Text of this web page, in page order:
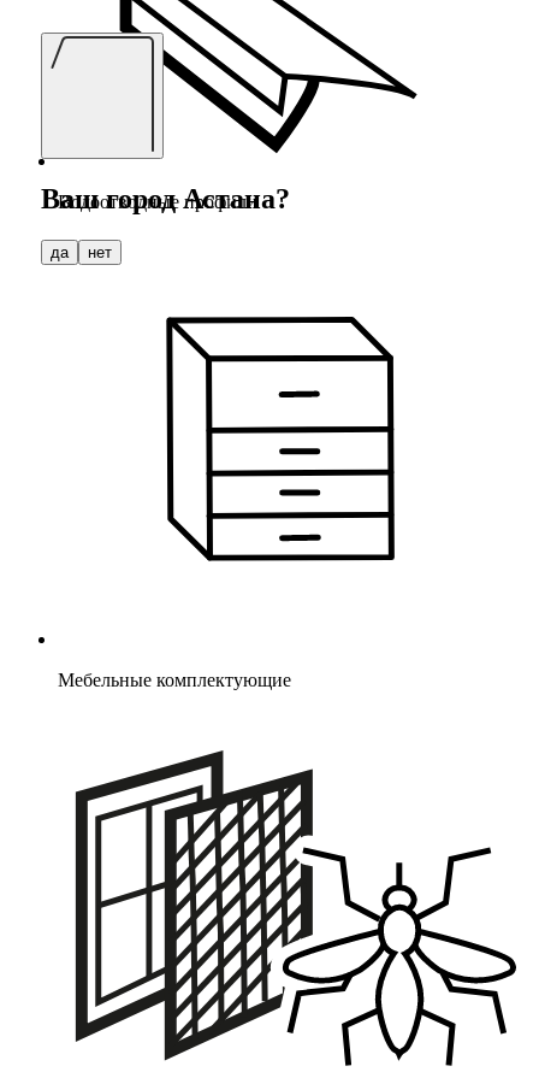
Водоотводные профили
Мебельные комплектующие
Ваш городАстана?
да нет